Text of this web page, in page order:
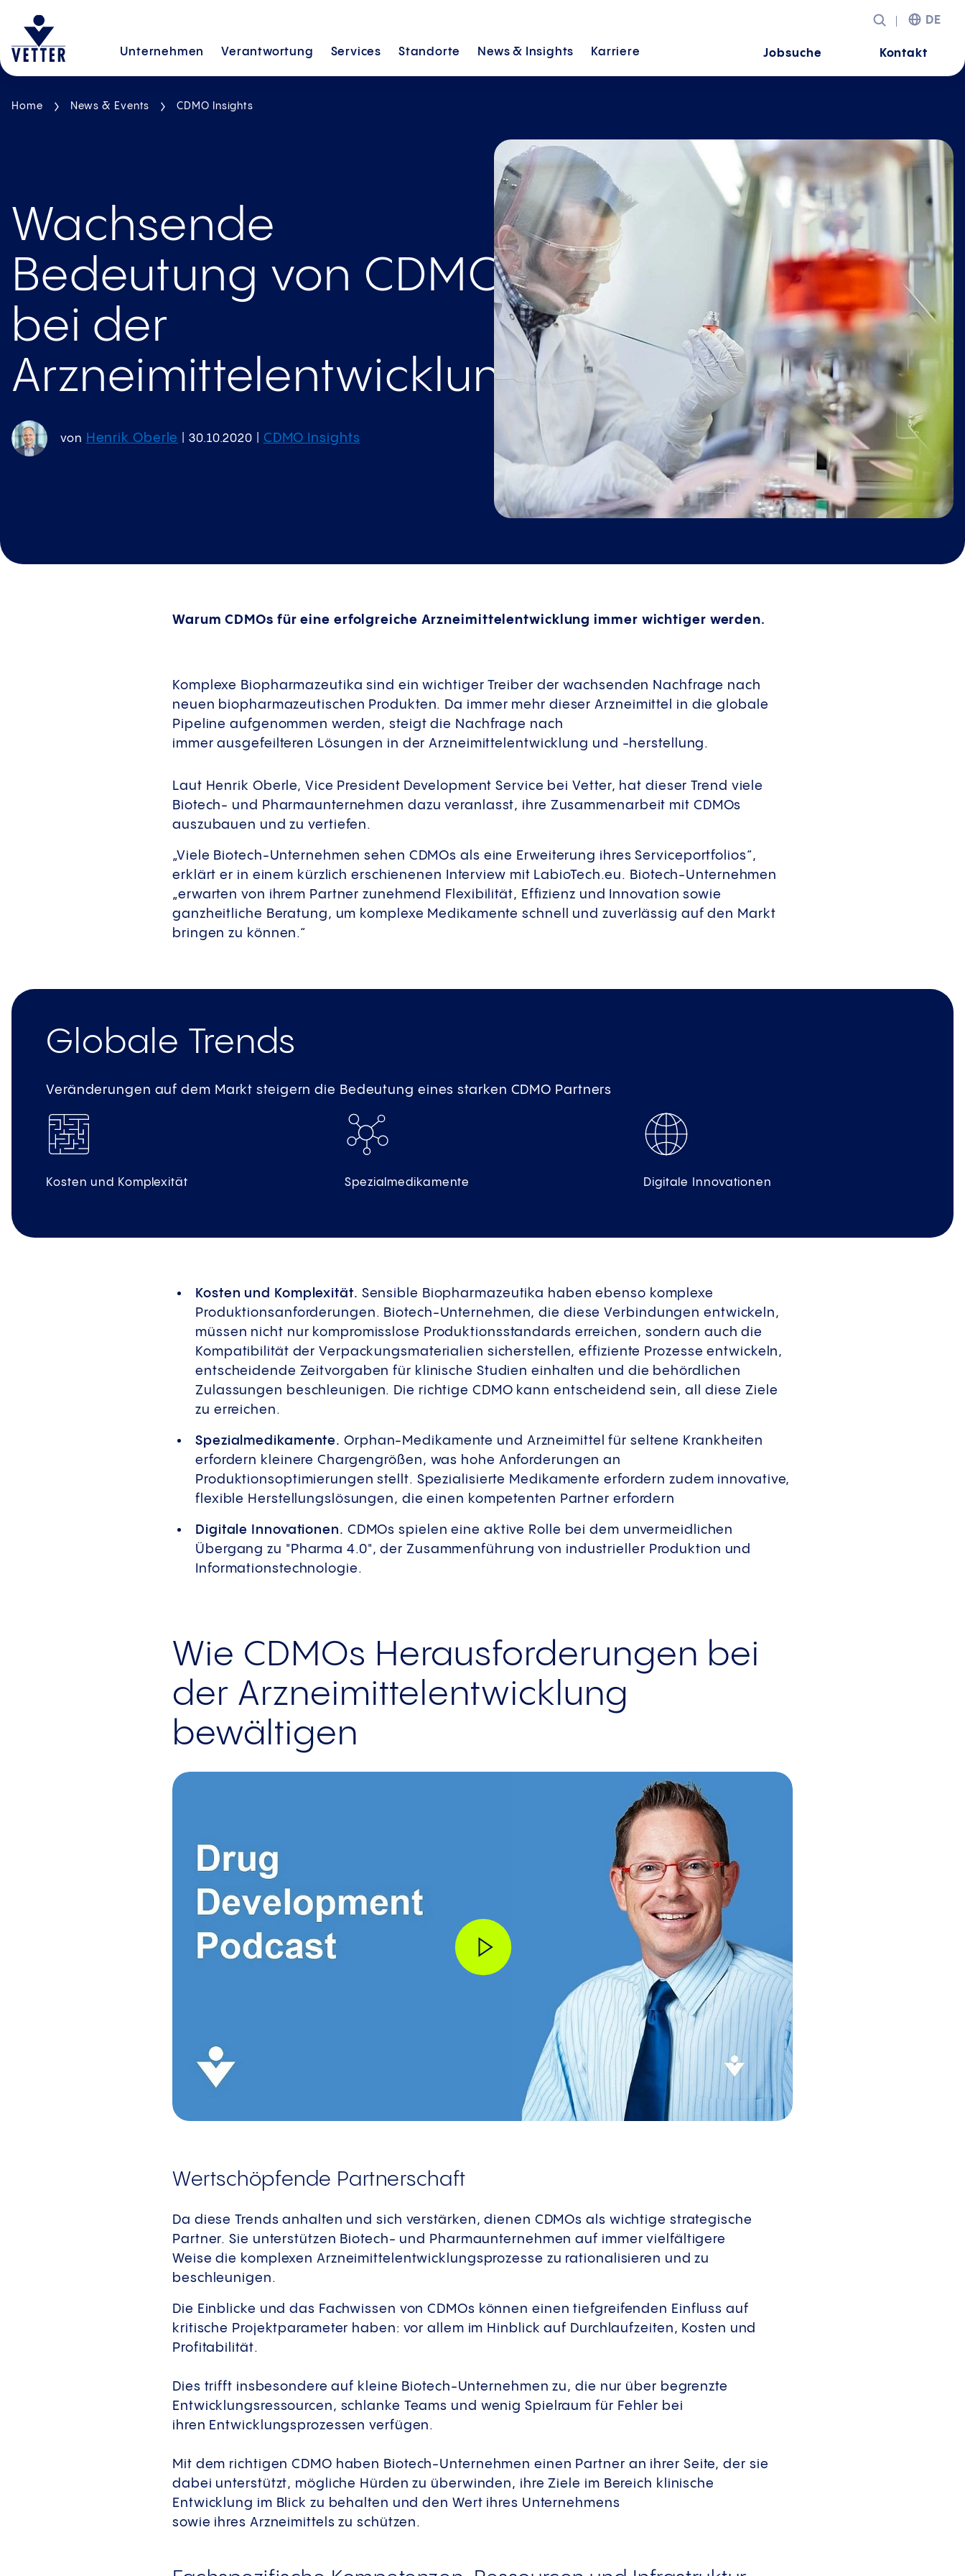
Unternehmen Verantwortung Services Standorte News & Insights Karriere
DE
Jobsuche Kontakt
Home News & Events CDMO Insights
Wachsende
Bedeutung von CDMOs
bei der
Arzneimittelentwicklung
von Henrik Oberle |30.10.2020 CDMO Insights
Warum CDMOs für eine erfolgreiche Arzneimittelentwicklung immer wichtiger werden.
Komplexe Biopharmazeutika sind ein wichtiger Treiber der wachsenden Nachfrage nach
neuen biopharmazeutischen Produkten. Da immer mehr dieser Arzneimittel in die globale
Pipeline aufgenommen werden, steigt die Nachfrage nach
immer ausgefeilteren Lösungen in der Arzneimittelentwicklung und -herstellung.
Laut Henrik Oberle, Vice President Development Service bei Vetter, hat dieser Trend viele
Biotech- und Pharmaunternehmen dazu veranlasst, ihre Zusammenarbeit mit CDMOs
auszubauen und zu vertiefen.
„Viele Biotech-Unternehmen sehen CDMOs als eine Erweiterung ihres Serviceportfolios“,
erklärt er in einem kürzlich erschienenen Interview mit LabioTech.eu. Biotech-Unternehmen
„erwarten von ihrem Partner zunehmend Flexibilität, Effizienz und Innovation sowie
ganzheitliche Beratung, um komplexe Medikamente schnell und zuverlässig auf den Markt
bringen zu können.“
Globale Trends
Veränderungen auf dem Markt steigern die Bedeutung eines starken CDMO Partners
Kosten und Komplexität Spezialmedikamente Digitale Innovationen
Kosten und Komplexität. Sensible Biopharmazeutika haben ebenso komplexe
Produktionsanforderungen. Biotech-Unternehmen, die diese Verbindungen entwickeln,
müssen nicht nur kompromisslose Produktionsstandards erreichen, sondern auch die
Kompatibilität der Verpackungsmaterialien sicherstellen, effiziente Prozesse entwickeln,
entscheidende Zeitvorgaben für klinische Studien einhalten und die behördlichen
Zulassungen beschleunigen. Die richtige CDMO kann entscheidend sein, all diese Ziele
zu erreichen.
Spezialmedikamente. Orphan-Medikamente und Arzneimittel für seltene Krankheiten
erfordern kleinere Chargengrößen, was hohe Anforderungen an
Produktionsoptimierungen stellt. Spezialisierte Medikamente erfordern zudem innovative,
flexible Herstellungslösungen, die einen kompetenten Partner erfordern
​Digitale Innovationen. CDMOs spielen eine aktive Rolle bei dem unvermeidlichen
Übergang zu "Pharma 4.0", der Zusammenführung von industrieller Produktion und
Informationstechnologie.
Wie CDMOs Herausforderungen bei
der Arzneimittelentwicklung
bewältigen
Wertschöpfende Partnerschaft
Da diese Trends anhalten und sich verstärken, dienen CDMOs als wichtige strategische
Partner. Sie unterstützen Biotech- und Pharmaunternehmen auf immer vielfältigere
Weise die komplexen Arzneimittelentwicklungsprozesse zu rationalisieren und zu
beschleunigen.
Die Einblicke und das Fachwissen von CDMOs können einen tiefgreifenden Einfluss auf
kritische Projektparameter haben: vor allem im Hinblick auf Durchlaufzeiten, Kosten und
Profitabilität.
Dies trifft insbesondere auf kleine Biotech-Unternehmen zu, die nur über begrenzte
Entwicklungsressourcen, schlanke Teams und wenig Spielraum für Fehler bei
ihren Entwicklungsprozessen verfügen.
Mit dem richtigen CDMO haben Biotech-Unternehmen einen Partner an ihrer Seite, der sie
dabei unterstützt, mögliche Hürden zu überwinden, ihre Ziele im Bereich klinische
Entwicklung im Blick zu behalten und den Wert ihres Unternehmens
sowie ihres Arzneimittels zu schützen.